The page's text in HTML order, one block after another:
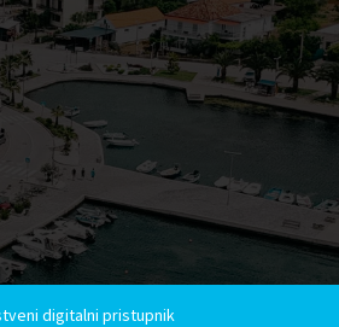
digitalni pristupnik